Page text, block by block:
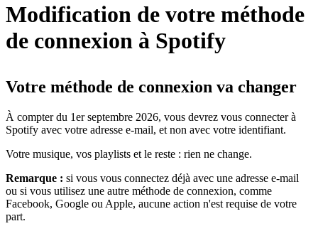
Modification de votre méthode
de connexion à Spotify
Votre méthode de connexion va changer
À compter du 1er septembre 2026, vous devrez vous connecter à
Spotify avec votre adresse e-mail, et non avec votre identifiant.
Votre musique, vos playlists et le reste : rien ne change.
Remarque : si vous vous connectez déjà avec une adresse e-mail
ou si vous utilisez une autre méthode de connexion, comme
Facebook, Google ou Apple, aucune action n'est requise de votre
part.